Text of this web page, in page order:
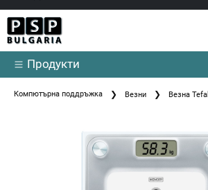
Продукти
Компютърна поддръжка Везни Везна